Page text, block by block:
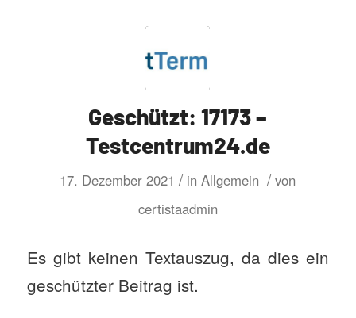
Geschützt: 17173 –
Testcentrum24.de
17. Dezember 2021 / inAllgemein / von
certistaadmin
Es gibt keinen Textauszug, da dies ein
geschützter Beitrag ist.